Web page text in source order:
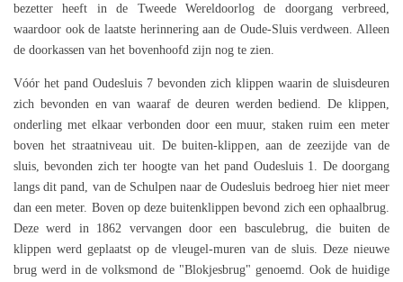
bezetter heeft in de Tweede Wereldoorlog de doorgang verbreed,
waardoor ook de laatste herinnering aan de Oude-Sluis verdween. Alleen
de doorkassen van het bovenhoofd zijn nog te zien.
Vóór het pand Oudesluis 7 bevonden zich klippen waarin de sluisdeuren
zich bevonden en van waaraf de deuren werden bediend. De klippen,
onderling met elkaar verbonden door een muur, staken ruim een meter
boven het straatniveau uit. De buiten-klippen, aan de zeezijde van de
sluis, bevonden zich ter hoogte van het pand Oudesluis 1. De doorgang
langs dit pand, van de Schulpen naar de Oudesluis bedroeg hier niet meer
dan een meter. Boven op deze buitenklippen bevond zich een ophaalbrug.
Deze werd in 1862 vervangen door een basculebrug, die buiten de
klippen werd geplaatst op de vleugel-muren van de sluis. Deze nieuwe
brug werd in de volksmond de "Blokjesbrug" genoemd. Ook de huidige